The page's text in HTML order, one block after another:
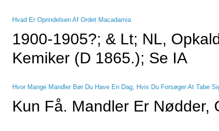
Hvad Er Oprindelsen Af ​​ordet Macadamia
1900-1905?; & Lt; NL,
Kemiker (d 1865.); Se IA
Hvor Mange Mandler Bør Du Have En Dag, Hvis Du Forsøger At Tabe
Kun Få. Mandler Er Nødder,